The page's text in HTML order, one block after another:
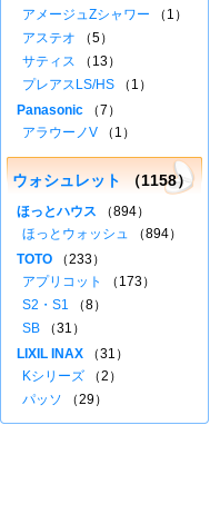
アメージュZシャワー （1）
アステオ （5）
サティス （13）
プレアスLS/HS （1）
Panasonic （7）
アラウーノV （1）
ウォシュレット （1158）
ほっとハウス （894）
ほっとウォッシュ （894）
TOTO （233）
アプリコット
（173）
S2・S1 （8）
SB （31）
LIXIL INAX （31）
Kシリーズ （2）
パッソ （29）